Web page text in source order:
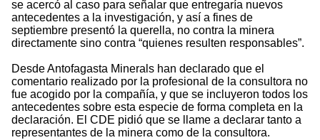
se acercó al caso para señalar que entregaría nuevos
antecedentes a la investigación, y así a fines de
septiembre presentó la querella, no contra la minera
directamente sino contra “quienes resulten responsables”.
Desde Antofagasta Minerals han declarado que el
comentario realizado por la profesional de la consultora no
fue acogido por la compañía, y que se incluyeron todos los
antecedentes sobre esta especie de forma completa en la
declaración. El CDE pidió que se llame a declarar tanto a
representantes de la minera como de la consultora.